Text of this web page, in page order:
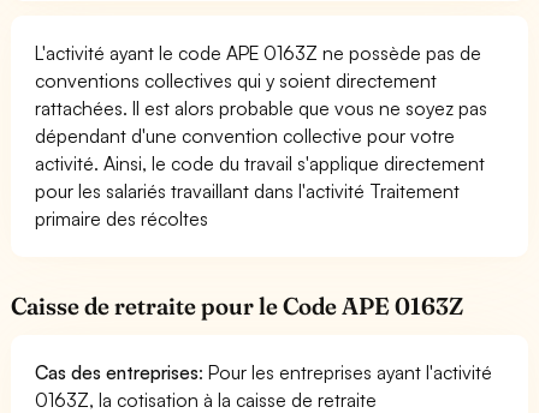
L'activité ayant le code APE 0163Z ne possède pas de
conventions collectives qui y soient directement
rattachées. Il est alors probable que vous ne soyez pas
dépendant d'une convention collective pour votre
activité. Ainsi, le code du travail s'applique directement
pour les salariés travaillant dans l'activité Traitement
primaire des récoltes
Caisse de retraite pour le Code APE 0163Z
Cas des entreprises: Pour les entreprises ayant l'activité
0163Z, la cotisation à la caisse de retraite